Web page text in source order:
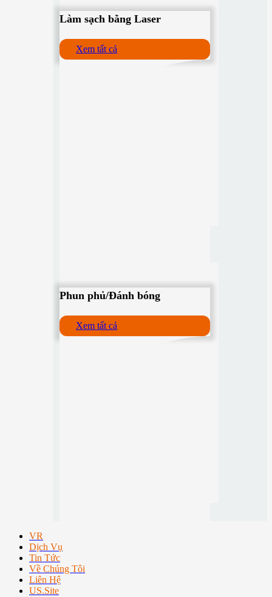
Làm sạch bằng Laser
Xem tất cả
Phun phủ/Đánh bóng
Xem tất cả
VR
Dịch Vụ
Tin Tức
Về Chúng Tôi
Liên Hệ
US.Site